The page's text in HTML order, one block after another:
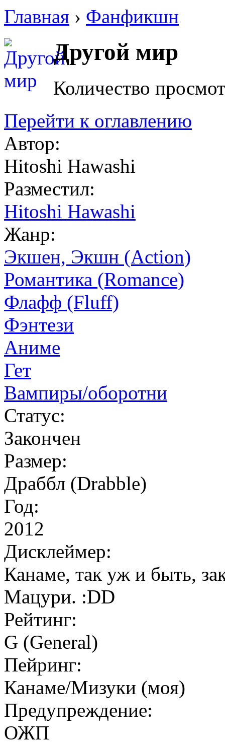
Главная › Фанфикшн
Другой мир
Количество
Перейти к оглавлению
Автор:
Hitoshi Hawashi
Разместил:
Hitoshi Hawashi
Жанр:
Экшен, Экшн (Action)
Романтика (Romance)
Флафф (Fluff)
Фэнтези
Аниме
Гет
Вампиры/оборотни
Статус:
Закончен
Размер:
Драббл (Drabble)
Год:
2012
Дисклеймер:
Канаме, так уж и быть,
Мацури. :DD
Рейтинг:
G (General)
Пейринг:
Канаме/Мизуки (моя)
Предупреждение:
ОЖП